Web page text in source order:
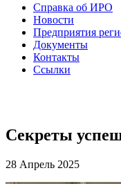
Справка об ИРО
Новости
Предприятия
Документы
Контакты
Ссылки
Секреты
28 Апрель 2025